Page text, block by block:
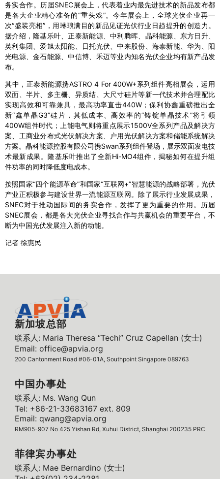
务实合作。历届SNEC展会上，代表着业内最先进技术的新品发布都
是各大企业精心准备的“重头戏”。今年展会上，全球光伏企业再一
次“盛装亮相”，用琳琅满目的新品见证光伏行业日趋提升的创造力。
据介绍，隆基乐叶、正泰新能源、中利腾晖、晶科能源、东方日升、
英利集团、爱旭太阳能、日托光伏、中来股份、海泰新能、华为、阳
光电源、金石能源、中信博、禾迈等业内知名光伏企业均有新产品发
布。
其中，正泰新能源携ASTRO 4 For 400W+系列组件亮相展会，运用
双面、半片、多主栅、异质结、大尺寸硅片等新一代技术并合理配比
实现高效和可靠兼具，最高功率直击440W；保利协鑫重磅推出全
新“鑫单晶G3”硅片，其低成本、高效率的“铸锭单晶技术”将引领
400W组件时代；上能电气则将重点展示1500V全系列产品及解决方
案、工商业分布式光伏解决方案、户用光伏解决方案和储能系统解决
方案。晶科能源控股有限公司携Swan系列组件登场，展示双面发电技
术最新成果。隆基乐叶推出了全新Hi-MO4组件，揭秘如何在提升组
件功率的同时降低度电成本。
按照国家“四个能源革命”和国家“互联网+”智慧能源的战略部署，光伏
产业正积极参与建设世界一流能源互联网。除了展示行业发展成果，
SNEC对于推动国际间的务实合作，发挥了更为重要的作用。历届
SNEC展会，都是各大光伏企业寻找合作与共赢机会的重要平台，不
断为中国光伏发展注入新的动能。
记者 徐惠民
新加坡总部
联系人: Maria Theresa “Techi” Cruz Capellan (女士)
Email: office@apvia.org
200 Cantonment Road #06-01A, Southpoint Singapore 089763
中国办事处
联系人: Ms. Wang Qun
Tel: +86-21-33683167 ext. 809
Email: qwang@apvia.org
RM905-907 No 425 Yishan Rd, Xuhui District, Shanghai 200235 PRC
菲律宾办事处
联系人: Mae Bernardino (女士)